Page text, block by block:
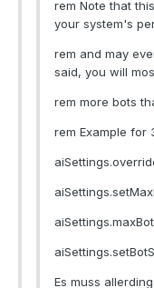
rem Note that
your system's
rem and may
said, you will
rem more bots
rem Example for
Es muss